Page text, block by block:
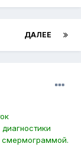
ДАЛЕЕ
смермограммой.